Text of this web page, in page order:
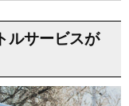
ルサービスが